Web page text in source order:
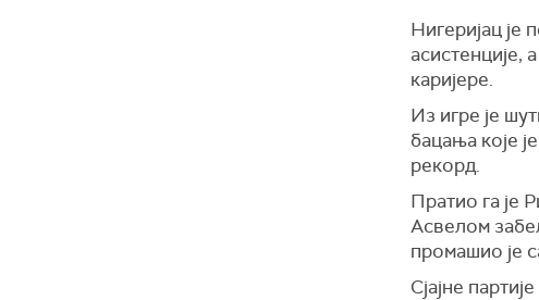
Нигеријац је
асистенције,
каријере.
Из игре је
бацања које
рекорд.
Пратио га је
Асвелом
промашио је
Сјајне